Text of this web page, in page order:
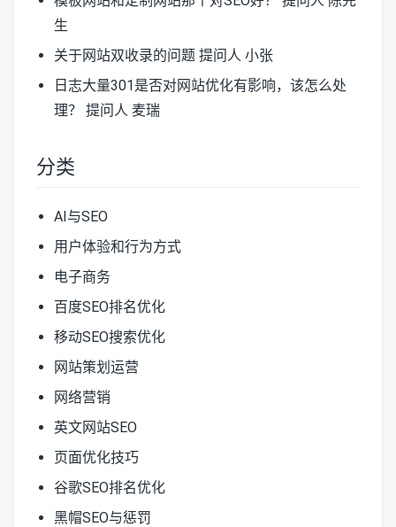
生
关于网站双收录的问题 提问人 小张
日志大量301是否对网站优化有影响，该怎么处
理？
提问人 麦瑞
分类
AI与SEO
用户体验和行为方式
电子商务
百度SEO排名优化
移动SEO搜索优化
网站策划运营
网络营销
英文网站SEO
页面优化技巧
谷歌SEO排名优化
黑帽SEO与惩罚